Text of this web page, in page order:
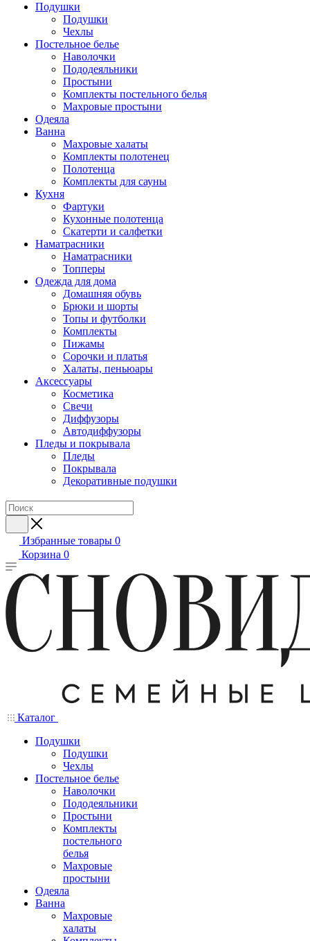
Подушки
Подушки
Чехлы
Постельное белье
Наволочки
Пододеяльники
Простыни
Комплекты постельного белья
Махровые простыни
Одеяла
Ванна
Махровые халаты
Комплекты полотенец
Полотенца
Комплекты для сауны
Кухня
Фартуки
Кухонные полотенца
Скатерти и салфетки
Наматрасники
Наматрасники
Топперы
Одежда для дома
Домашняя обувь
Брюки и шорты
Топы и футболки
Комплекты
Пижамы
Сорочки и платья
Халаты, пеньюары
Аксессуары
Косметика
Свечи
Диффузоры
Автодиффузоры
Пледы и покрывала
Пледы
Покрывала
Декоративные подушки
Избранные товары 0
Корзина 0
Каталог
Подушки
Подушки
Чехлы
Постельное белье
Наволочки
Пододеяльники
Простыни
Комплекты
постельного
белья
Махровые
простыни
Одеяла
Ванна
Махровые
халаты